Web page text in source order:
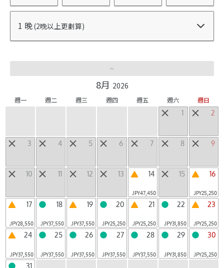
1 晚(2晚以上更劃算)
8月 2026
週一 週二 週三 週四 週五 週六
週日
1
2
3 4 5 6 7 8 9
10 11 12 13 14
JPY47,450
15 16
JPY25,250
17
JPY28,550
18
JPY37,550
19
JPY37,550
20
JPY25,250
21
JPY25,250
22
JPY31,850
23
JPY25,250
24
JPY37,550
25
JPY37,550
26
JPY37,550
27
JPY37,550
28
JPY37,550
29
JPY31,850
30
JPY25,250
31
OMO | 都市觀光飯店
BEB | 随心的旅行
北海道 | 東北 | 北陸・甲信越 | 關東 | 東海 |
搜索星野集團空房